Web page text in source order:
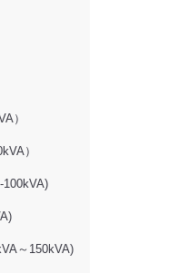
）
）
100kVA)
～150kVA)